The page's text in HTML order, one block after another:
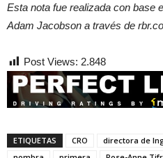
Esta nota fue realizada con base
Adam Jacobson a través de
Post Views: 2.848
ETIQUETAS CRO directora de